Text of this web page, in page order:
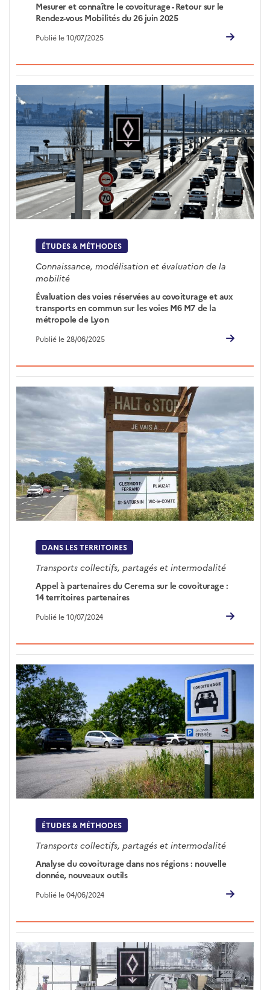
Mesurer et connaître le covoiturage - Retour sur le
Rendez-vous Mobilités du 26 juin 2025
Publié le 10/07/2025
ÉTUDES & MÉTHODES
Connaissance, modélisation et évaluation de la
mobilité
Évaluation des voies réservées au covoiturage et aux
transports en commun sur les voies M6 M7 de la
métropole de Lyon
Publié le 28/06/2025
DANS LES TERRITOIRES
Transports collectifs, partagés et intermodalité
Appel à partenaires du Cerema sur le covoiturage :
14 territoires partenaires
Publié le 10/07/2024
ÉTUDES & MÉTHODES
Transports collectifs, partagés et intermodalité
Analyse du covoiturage dans nos régions : nouvelle
donnée, nouveaux outils
Publié le 04/06/2024